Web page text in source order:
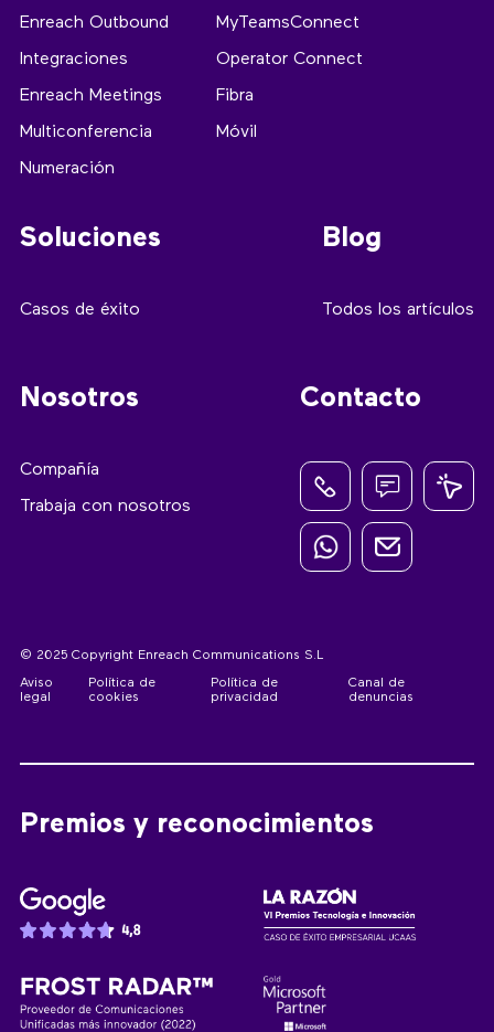
Enreach Outbound
Integraciones
Enreach Meetings
Multiconferencia
Numeración
MyTeamsConnect
Operator Connect
Fibra
Móvil
Soluciones
Casos de éxito
Blog
Todos los artículos
Nosotros
Compañía
Trabaja con nosotros
Contacto
© 2025 Copyright Enreach Communications S.L
Aviso
legal
Política de
cookies
Política de
privacidad
Canal de
denuncias
Premios y reconocimientos